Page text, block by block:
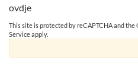
ovdje
This site is protected by reCAPTCHA and the
Service apply.